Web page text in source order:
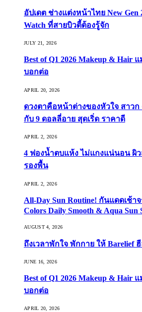
อัปเดต ช่างแต่งหน้าไทย New Gen
Watch ที่สายบิวตี้ต้องรู้จัก
JULY 21, 2026
Best of Q1 2026 Makeup & Hair
บอกต่อ
APRIL 20, 2026
ดวงตาคือหน้าต่างของหัวใจ สาว
กับ 9 ดอลลี่อาย สุดเริ่ด ราคาดี
APRIL 2, 2026
4 ฟองน้ำตบแห้ง ไม่แกงแน่นอน ผิ
รองพื้น
APRIL 2, 2026
All-Day Sun Routine! กันแดดเช้า
Colors Daily Smooth & Aqua Sun
AUGUST 4, 2026
ถึงเวลาพักใจ พักกาย ให้ Barelief
JUNE 16, 2026
Best of Q1 2026 Makeup & Hair
บอกต่อ
APRIL 20, 2026